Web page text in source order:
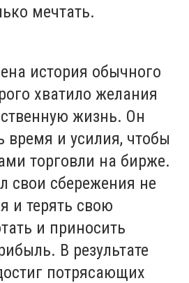
мечтать.
история обычного
хватило желания
жизнь. Он
время и усилия, чтобы
торговли на бирже.
свои сбережения не
и терять свою
и приносить
В результате
потрясающих